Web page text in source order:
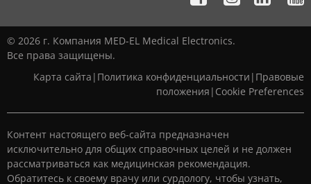
© 2026 г. Компания MED-EL Medical Electronics.
Все права защищены.
Карта сайта | Политика конфиденциальности | Правовые
положения | Cookie Preferences
Контент настоящего веб-сайта предназначен
исключительно для общих справочных целей и не должен
рассматриваться как медицинская рекомендация.
Обратитесь к своему врачу или сурдологу, чтобы узнать,